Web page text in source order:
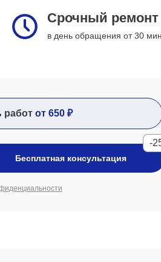
Срочный ремонт
в день обращения от 30
работ от 650 ₽
Бесплатная консультация
-